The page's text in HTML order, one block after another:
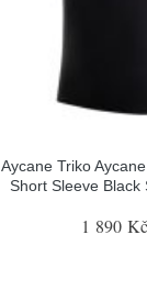
Aycane Triko
Short Sleeve Black
1 890 Kč